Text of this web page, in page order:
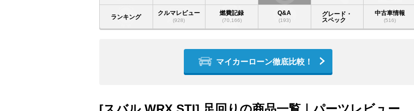
ランキング
クルマレビュー
(928)
燃費記録
(70,166)
Q&A
(193)
グレード・
スペック
中古車情報
(516)
マイカーローン徹底比較！